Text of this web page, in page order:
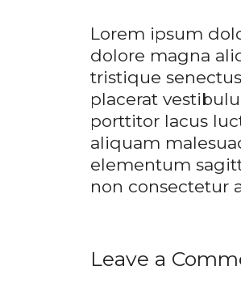
Lorem ipsum
dolore magna
tristique
placerat
porttitor lacus
aliquam
elementum
non consectetur
Leave a